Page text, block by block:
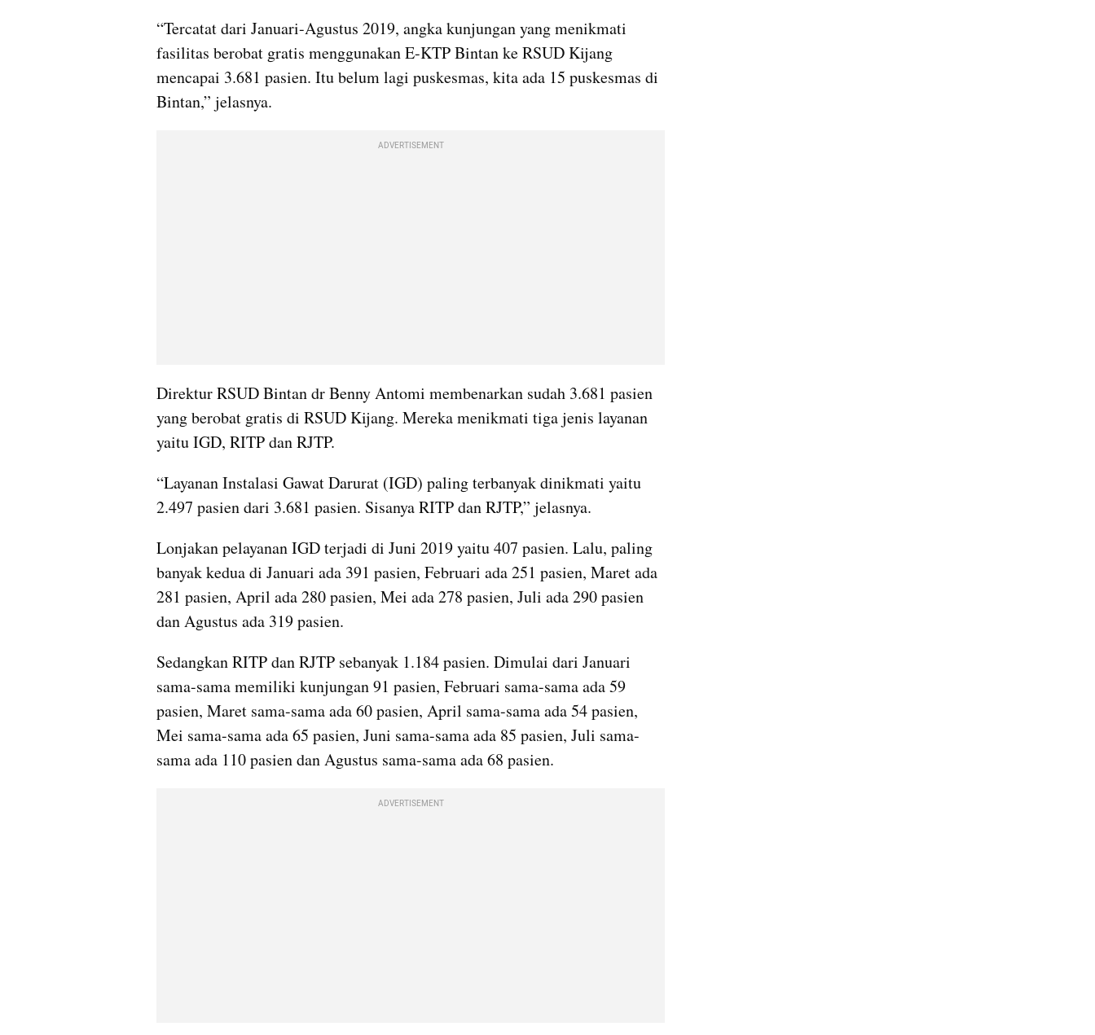
“Tercatat dari Januari-Agustus 2019, angka kunjungan yang menikmati
fasilitas berobat gratis menggunakan E-KTP Bintan ke RSUD Kijang
mencapai 3.681 pasien. Itu belum lagi puskesmas, kita ada 15 puskesmas di
Bintan,” jelasnya.
ADVERTISEMENT
Direktur RSUD Bintan dr Benny Antomi membenarkan sudah 3.681 pasien
yang berobat gratis di RSUD Kijang. Mereka menikmati tiga jenis layanan
yaitu IGD, RITP dan RJTP.
“Layanan Instalasi Gawat Darurat (IGD) paling terbanyak dinikmati yaitu
2.497 pasien dari 3.681 pasien. Sisanya RITP dan RJTP,” jelasnya.
Lonjakan pelayanan IGD terjadi di Juni 2019 yaitu 407 pasien. Lalu, paling
banyak kedua di Januari ada 391 pasien, Februari ada 251 pasien, Maret ada
281 pasien, April ada 280 pasien, Mei ada 278 pasien, Juli ada 290 pasien
dan Agustus ada 319 pasien.
Sedangkan RITP dan RJTP sebanyak 1.184 pasien. Dimulai dari Januari
sama-sama memiliki kunjungan 91 pasien, Februari sama-sama ada 59
pasien, Maret sama-sama ada 60 pasien, April sama-sama ada 54 pasien,
Mei sama-sama ada 65 pasien, Juni sama-sama ada 85 pasien, Juli sama-
sama ada 110 pasien dan Agustus sama-sama ada 68 pasien.
ADVERTISEMENT